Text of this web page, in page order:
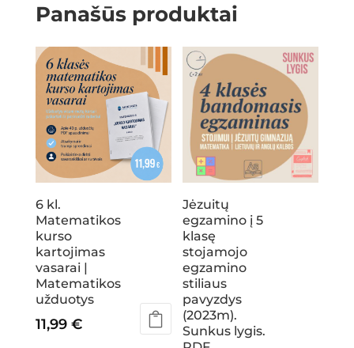
Panašūs produktai
6 kl.
Matematikos
kurso
kartojimas
vasarai |
Matematikos
užduotys
11,99 €
Jėzuitų
egzamino į 5
klasę
stojamojo
egzamino
stiliaus
pavyzdys
(2023m).
Sunkus lygis.